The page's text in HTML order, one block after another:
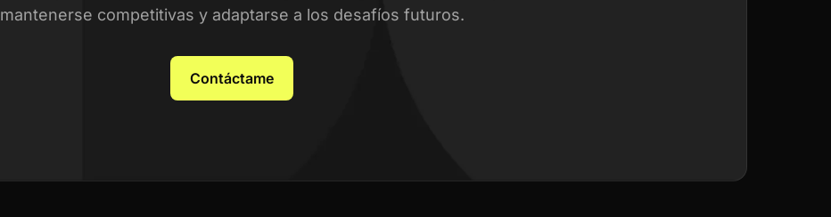
mantenerse competitivas y adaptarse a los desafíos futuros.
Contáctame